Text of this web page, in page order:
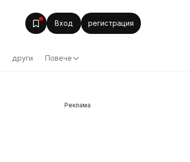
Вход регистрация
други Повече
Реклама